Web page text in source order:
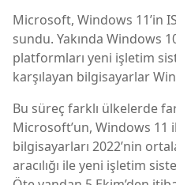
Microsoft, Windows 11’in
sundu. Yakında Windows
platformları yeni işletim
karşılayan bilgisayarlar
Bu süreç farklı ülkelerde
Microsoft’un, Windows
bilgisayarları 2022’nin
aracılığı ile yeni işletim